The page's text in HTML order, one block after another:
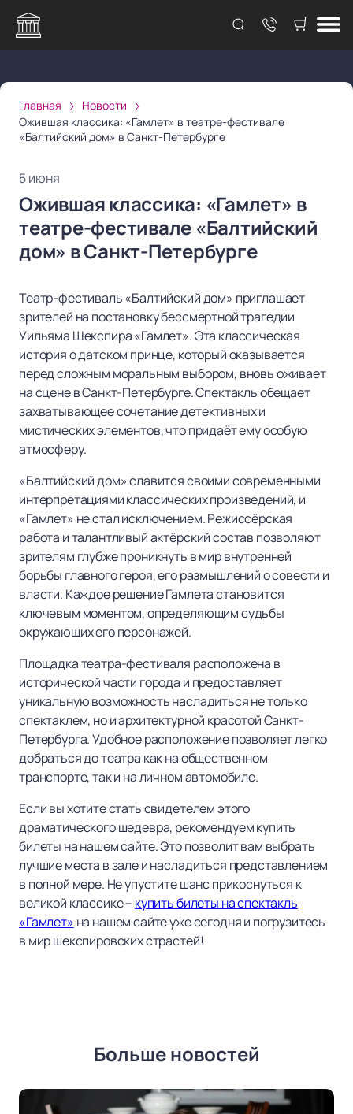
Главная
Новости
Ожившая классика: «Гамлет» в театре-фестивале
«Балтийский дом» в Санкт-Петербурге
5 июня
Ожившая классика: «Гамлет» в
театре-фестивале «Балтийский
дом» в Санкт-Петербурге
Театр-фестиваль «Балтийский дом» приглашает
зрителей на постановку бессмертной трагедии
Уильяма Шекспира «Гамлет». Эта классическая
история о датском принце, который оказывается
перед сложным моральным выбором, вновь оживает
на сцене в Санкт-Петербурге. Спектакль обещает
захватывающее сочетание детективных и
мистических элементов, что придаёт ему особую
атмосферу.
«Балтийский дом» славится своими современными
интерпретациями классических произведений, и
«Гамлет» не стал исключением. Режиссёрская
работа и талантливый актёрский состав позволяют
зрителям глубже проникнуть в мир внутренней
борьбы главного героя, его размышлений о совести и
власти. Каждое решение Гамлета становится
ключевым моментом, определяющим судьбы
окружающих его персонажей.
Площадка театра-фестиваля расположена в
исторической части города и предоставляет
уникальную возможность насладиться не только
спектаклем, но и архитектурной красотой Санкт-
Петербурга. Удобное расположение позволяет легко
добраться до театра как на общественном
транспорте, так и на личном автомобиле.
Если вы хотите стать свидетелем этого
драматического шедевра, рекомендуем купить
билеты на нашем сайте. Это позволит вам выбрать
лучшие места в зале и насладиться представлением
в полной мере. Не упустите шанс прикоснуться к
великой классике – купить билеты на спектакль
«Гамлет» на нашем сайте уже сегодня и погрузитесь
в мир шекспировских страстей!
Больше новостей